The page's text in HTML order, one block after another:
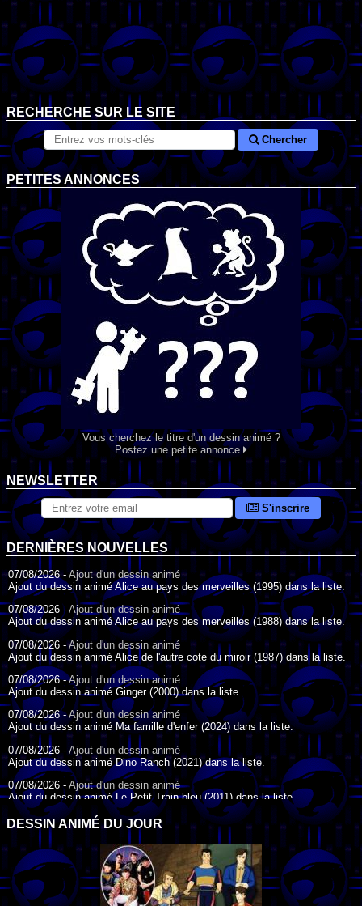
RECHERCHE SUR LE SITE
Chercher
PETITES ANNONCES
Vous cherchez le titre d'un dessin animé ?
Postez une petite annonce
NEWSLETTER
S'inscrire
DERNIÈRES NOUVELLES
07/08/2026 -Ajout d'un dessin animé
Ajout du dessin animé Alice au pays des merveilles (1995) dans la liste.
07/08/2026 - Ajout d'un dessin animé
Ajout du dessin animé Alice au pays des merveilles (1988) dans la liste.
07/08/2026 -Ajout d'un dessin animé
Ajout du dessin animé Alice de l'autre cote du miroir (1987) dans la liste.
07/08/2026 -Ajout d'un dessin animé
Ajout du dessin animé Ginger (2000) dans la liste.
07/08/2026 -Ajout d'un dessin animé
Ajout du dessin animé Ma famille d'enfer (2024) dans la liste.
07/08/2026 - Ajout d'un dessin animé
Ajout du dessin animé Dino Ranch (2021) dans la liste.
07/08/2026 - Ajout d'un dessin animé
Ajout du dessin animé Le Petit Train bleu (2011) dans la liste.
07/08/2026 -Ajout d'un dessin animé
Ajout du dessin animé Agent Spécial Oso (2009) dans la liste.
17/07/2026 - Ajout d'un dessin animé
Ajout du dessin animé Peter Pan (1988) dans la liste.
17/07/2026 -
Ajout d'un dessin animé
Ajout du dessin animé Le Bossu de Notre-Dame (1996) dans la liste.
DESSIN ANIMÉ DU JOUR